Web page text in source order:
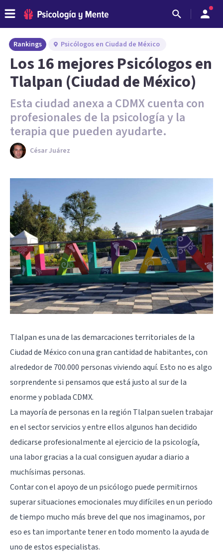
Rankings Psicólogos en Ciudad de México
Los 16 mejores Psicólogos en
Tlalpan (Ciudad de México)
Esta ciudad anexa a CDMX cuenta con
profesionales de la psicología y la
terapia que pueden ayudarte.
César Juárez
Tlalpan es una de las demarcaciones territoriales de la
Ciudad de Méxicocon una gran cantidad de habitantes, con
alrededor de 700.000 personas viviendo aquí. Esto no es algo
sorprendente si pensamos que está justo al sur de la
enorme y poblada CDMX.
La mayoría de personas en la región Tlalpan suelen trabajar
en el sector servicios y entre ellos algunos han decidido
dedicarse profesionalmente al ejercicio de la psicología,
una labor gracias a la cual consiguen ayudar a diario a
muchísimas personas.
Contar con el apoyo de un psicólogo puede permitirnos
superar situaciones emocionales muy difíciles en un periodo
de tiempo mucho más breve del que nos imaginamos, por
eso es tan importante tener en todo momento la ayuda de
uno de estos especialistas.